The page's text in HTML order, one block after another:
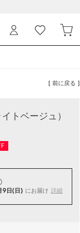
[ 前に戻る ]
トベージュ）
9日(日) にお届け 詳細